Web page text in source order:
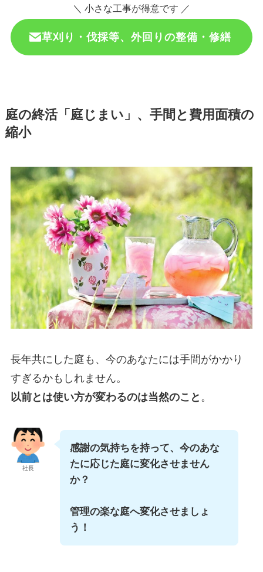
＼ 小さな工事が得意です ／
草刈り・伐採等、外回りの整備・修繕
庭の終活「庭じまい」、手間と費用面積の
縮小
長年共にした庭も、今のあなたには手間がかかり
すぎるかもしれません。
以前とは使い方が変わるのは当然のこと 。
社長
感謝の気持ちを持って、今のあな
たに応じた庭に変化させません
か？
管理の楽な庭へ変化させましょ
う！